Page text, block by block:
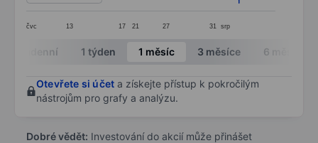
čvc 13 17 21 27 31 srp
End of interactive chart.
Intradenní 1 týden 1 měsíc 3 měsíce 6 měsíců
Otevřete si účet a získejte přístup k pokročilým
nástrojům pro grafy a analýzu.
Dobré vědět: Investování do akcií může přinášet